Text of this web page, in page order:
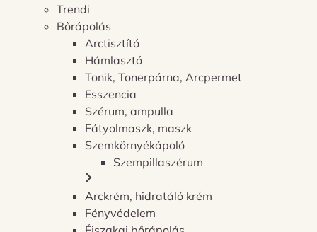
Trendi
Bőrápolás
Arctisztító
Hámlasztó
Tonik, Tonerpárna, Arcpermet
Esszencia
Szérum, ampulla
Fátyolmaszk, maszk
Szemkörnyékápoló
Szempillaszérum
Arckrém, hidratáló krém
Fényvédelem